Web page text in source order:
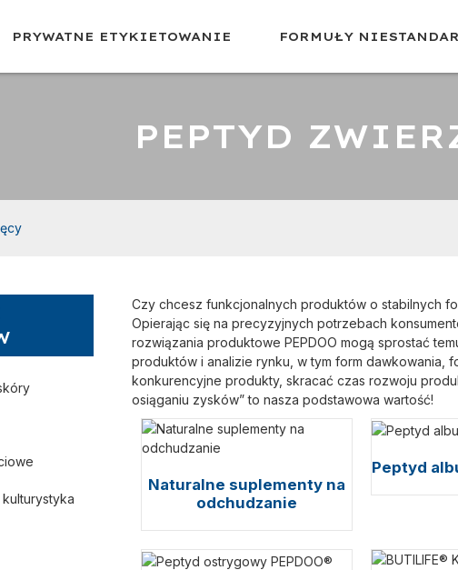
PRYWATNE ETYKIETOWANIE FORMUŁY
PEPTYD
Czy chcesz funkcjonalnych produktów o stabilnych
Opierając się na precyzyjnych potrzebach
rozwiązania produktowe PEPDOO mogą sprostać
produktów i analizie rynku, w tym form dawkowania,
konkurencyjne produkty, skracać czas rozwoju
osiąganiu zysków” to nasza podstawowa wartość!
Naturalne suplementy na
odchudzanie
Peptyd